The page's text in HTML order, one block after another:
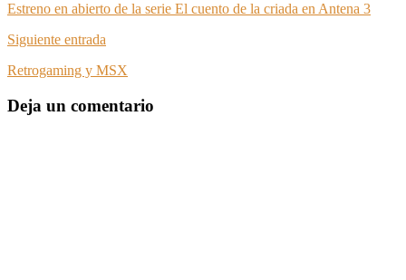
Estreno en abierto de la serie El cuento de la criada en Antena 3
Siguiente entrada
Retrogaming y MSX
Deja un comentario